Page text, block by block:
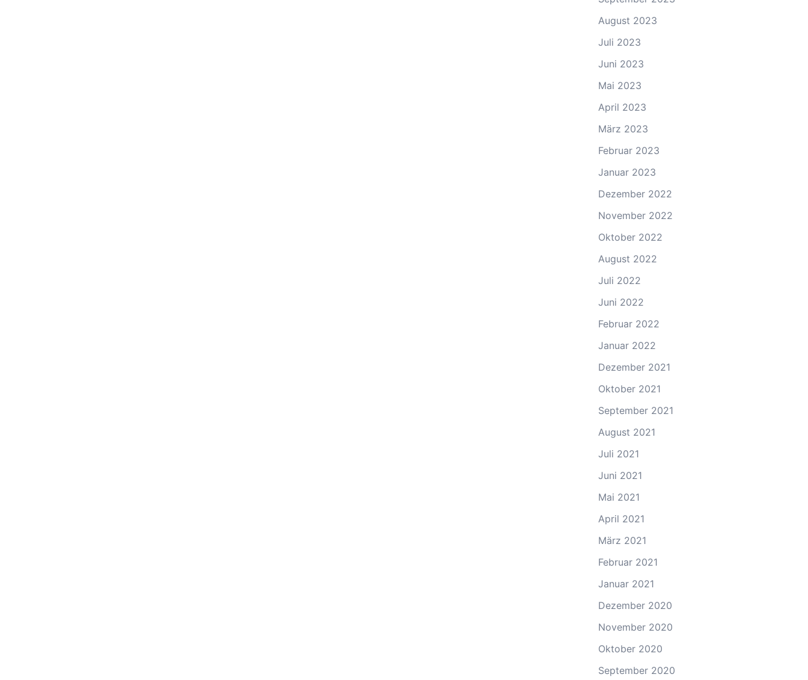
August 2023
Juli 2023
Juni 2023
Mai 2023
April 2023
März 2023
Februar 2023
Januar 2023
Dezember 2022
November 2022
Oktober 2022
August 2022
Juli 2022
Juni 2022
Februar 2022
Januar 2022
Dezember 2021
Oktober 2021
September 2021
August 2021
Juli 2021
Juni 2021
Mai 2021
April 2021
März 2021
Februar 2021
Januar 2021
Dezember 2020
November 2020
Oktober 2020
September 2020